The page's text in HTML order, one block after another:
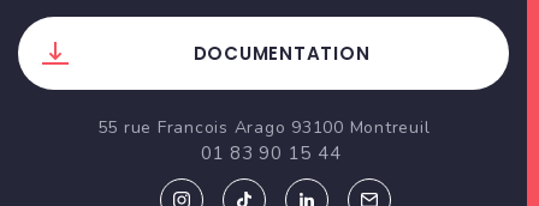
DOCUMENTATION
55 rue Francois Arago 93100 Montreuil
01 83 90 15 44